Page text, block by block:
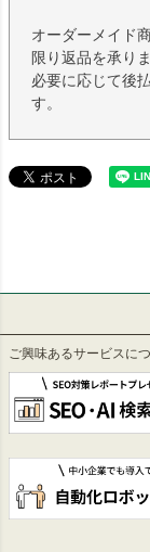
オーダーメイド
限り返品を承り
必要に応じて後
す。
ご興味あるサービスに